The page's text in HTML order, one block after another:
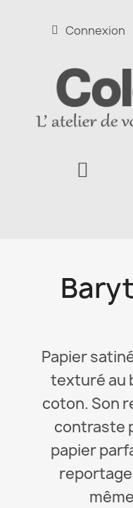
Connexion
Papier
texturé au
coton. Son
contraste
papier